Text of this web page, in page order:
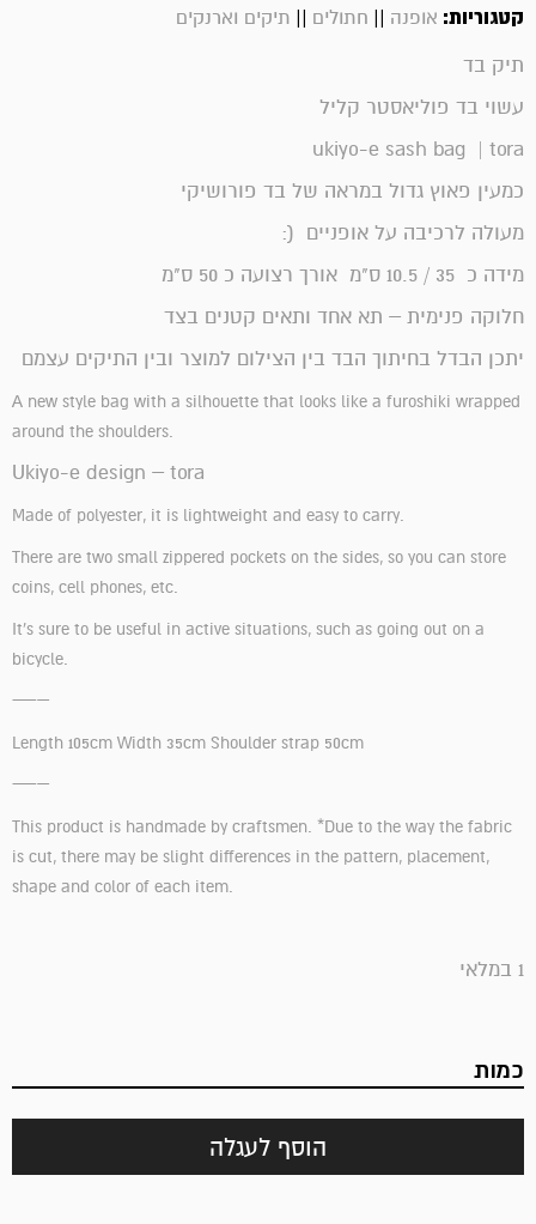
קטגוריות: אופנה || חתולים || תיקים וארנקים
תיק בד
עשוי בד פוליאסטר קליל
ukiyo-e sash bag | tora
כמעין פאוץ גדול במראה של בד פורושיקי
מעולה לרכיבה על אופניים (:
מידה כ 35 / 10.5 ס"מ אורך רצועה כ 50 ס"מ
חלוקה פנימית – תא אחד ותאים קטנים בצד
יתכן הבדל בחיתוך הבד בין הצילום למוצר ובין התיקים עצמם
A new style bag with a silhouette that looks like a furoshiki wrapped
around the shoulders.
Ukiyo-e design – tora
Made of polyester, it is lightweight and easy to carry.
There are two small zippered pockets on the sides, so you can store
coins, cell phones, etc.
It's sure to be useful in active situations, such as going out on a
bicycle.
—–
Length 105cm Width 35cm Shoulder strap 50cm
—–
This product is handmade by craftsmen. *Due to the way the fabric
is cut, there may be slight differences in the pattern, placement,
shape and color of each item.
1 במלאי
כמות
הוסף לעגלה